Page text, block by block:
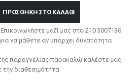
ΠΡΟΣΘΉΚΗ ΣΤΟ ΚΑΛΆΘΙ
μαζί μας στο 210 3007136
να μάθετε αν υπάρχει δυνατότητα
παραγγελίας παρακαλώ καλέστε μας
διαθεσιμότητα